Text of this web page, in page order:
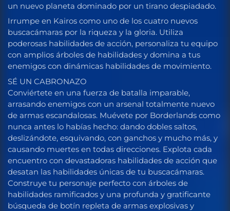
un nuevo planeta dominado por un tirano despiadado.
Irrumpe en Kairos como uno de los cuatro nuevos
buscacámaras por la riqueza y la gloria. Utiliza
poderosas habilidades de acción, personaliza tu equipo
con amplios árboles de habilidades y domina a tus
enemigos con dinámicas habilidades de movimiento.
SÉ UN CABRONAZO
Conviértete en una fuerza de batalla imparable,
arrasando enemigos con un arsenal totalmente nuevo
de armas escandalosas. Muévete por Borderlands como
nunca antes lo habías hecho: dando dobles saltos,
deslizándote, esquivando, con ganchos y mucho más, y
causando muertes en todas direcciones. Explota cada
encuentro con devastadoras habilidades de acción que
desatan las habilidades únicas de tu buscacámaras.
Construye tu personaje perfecto con árboles de
habilidades ramificados y una profunda y gratificante
búsqueda de botín repleta de armas explosivas y